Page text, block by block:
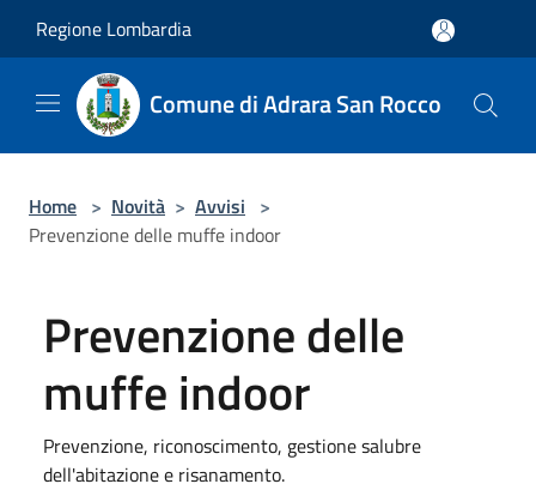
Regione Lombardia
Comune di Adrara San Rocco
Home > Novità > Avvisi >
Prevenzione delle muffe indoor
Prevenzione delle
muffe indoor
Prevenzione, riconoscimento, gestione salubre
dell'abitazione e risanamento.